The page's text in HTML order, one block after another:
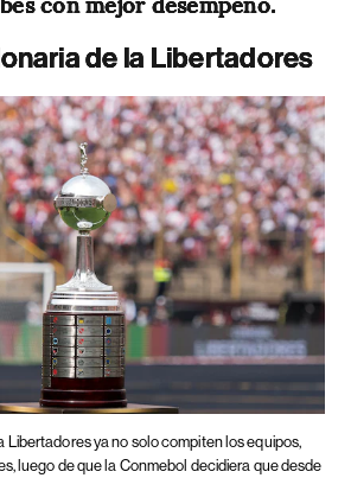
de la Libertadores
Libertadores ya no solo compiten los equipos,
luego de que la Conmebol decidiera que desde